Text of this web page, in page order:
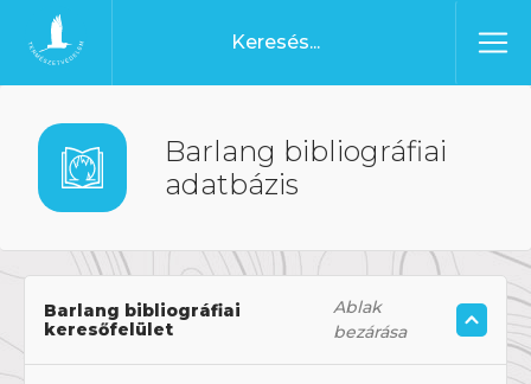
Ugrás a tartalomhoz
Főoldal
Barlang bibliográfiai
adatbázis
Barlang bibliográfiai
keresőfelület
Ablak
bezárása